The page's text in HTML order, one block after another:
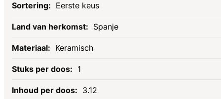
Eerste keus
Spanje
Keramisch
1
3.12